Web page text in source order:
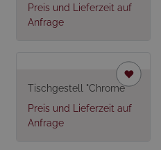
Preis und Lieferzeit auf
Anfrage
Tischgestell "Chrome"
Preis und Lieferzeit auf
Anfrage